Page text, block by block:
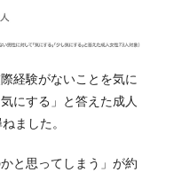
経験がないことを気に
にする」と答えた成人
ました。
と思ってしまう」が約